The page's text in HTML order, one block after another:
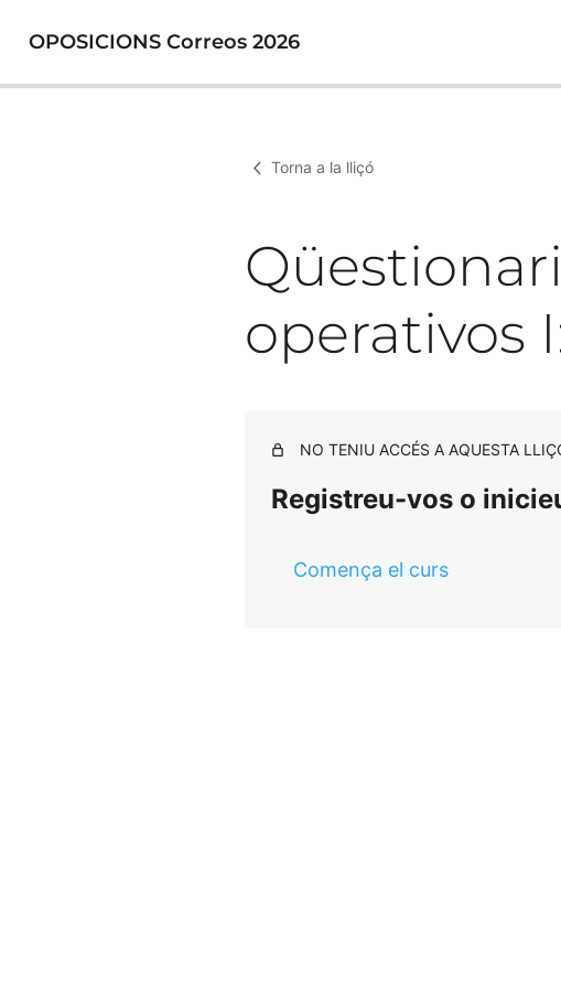
OPOSICIONS Correos 2026
Torna a la lliçó
operativos
NO TENIU ACCÉS A AQUESTA
Registreu-vos o
Comença el curs